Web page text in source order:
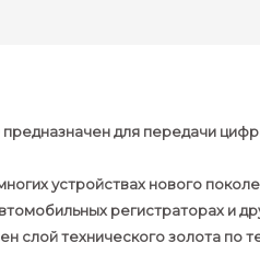
предназначен для передачи
устройствах нового
регистраторах и
слой технического золота